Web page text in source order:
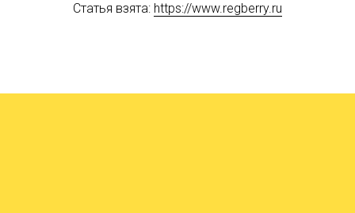
Статья взята: https://www.regberry.ru